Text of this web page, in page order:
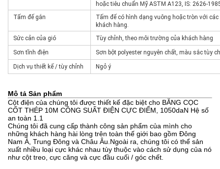
hoặc tiêu chuẩn Mỹ ASTM A123, IS: 2626-
Tấm đế gắn
Tấm đế có hình dạng vuông hoặc tròn với
khách hàng.
Sức cản của gió
Tùy chỉnh, theo môi trường của khách hàng
Sơn tĩnh điện Sơn bột polyester nguyên chất, màu sắc tùy
Dịch vụ thiết kế / tùy chỉnh Ngỏ ý
Mô tả Sản phẩm
Cột điện của chúng tôi được thiết kế đặc biệt cho BĂNG CỌC
CỐT THÉP 10M CÔNG SUẤT ĐIỆN CỰC ĐIỂM, 1050daN Hệ số
an toàn 1.1
Chúng tôi đã cung cấp thành công sản phẩm của mình cho
những khách hàng hài lòng trên toàn thế giới bao gồm Đông
Nam Á, Trung Đông và Châu Âu.Ngoài ra, chúng tôi có thể sản
xuất nhiều loại cực khác nhau tùy thuộc vào cách sử dụng của nó
như cột treo, cực căng và cực đầu cuối / góc chết.